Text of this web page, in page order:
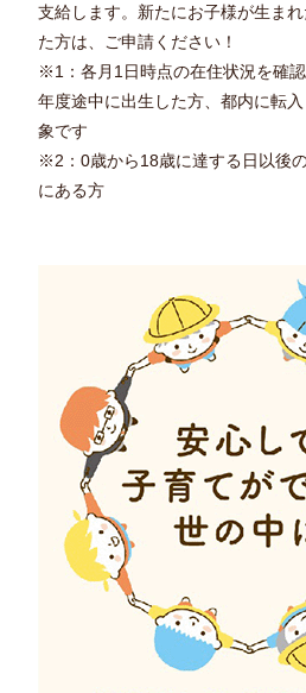
支給します。新たにお子様が生ま
た方は、ご申請ください！
※1：各月1日時点の在住状況を確
年度途中に出生した方、都内に転
象です
※2：0歳から18歳に達する日以後
にある方